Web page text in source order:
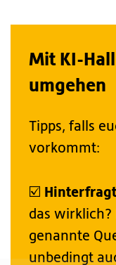
Mit KI-
umgehen
Tipps, falls
vorkommt:
☑️
das wirklich?
genannte
unbedingt